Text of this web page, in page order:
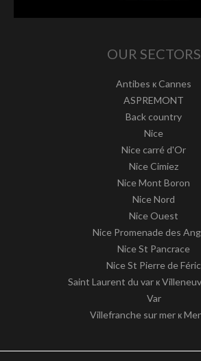
OUR SECTORS
Antibes к Cannes
ASPREMONT
Back country
Nice
Nice carré d'Or
Nice Cimiez
Nice Mont Boron
Nice Nord
Nice Ouest
Nice Promenade des
Nice St Pancrace
Nice St Pierre de Féric
Saint Laurent du var к
Var
Villefranche sur mer к